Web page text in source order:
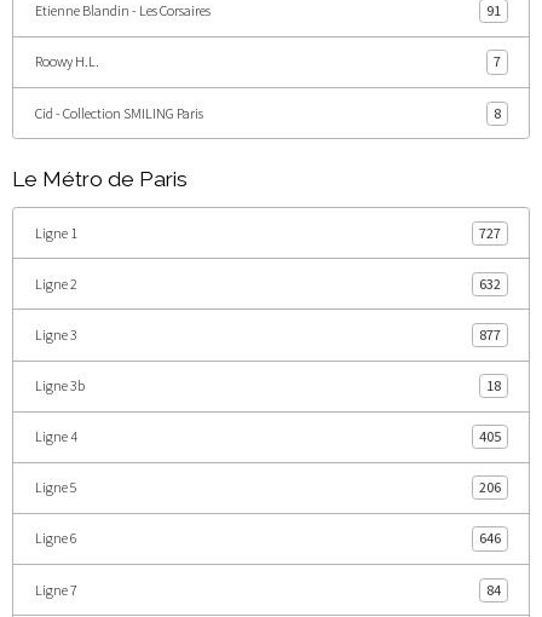
Etienne Blandin - Les Corsaires 91
Roowy H.L. 7
Cid - Collection SMILING Paris 8
Le Métro de Paris
Ligne 1 727
Ligne 2 632
Ligne 3 877
Ligne 3b 18
Ligne 4 405
Ligne 5 206
Ligne 6 646
Ligne 7 84